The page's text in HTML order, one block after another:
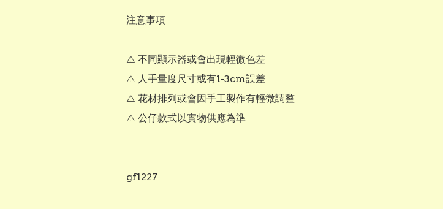
注意事項
⚠️ 不同顯示器或會出現輕微色差
⚠️ 人手量度尺寸或有1-3cm誤差
⚠️ 花材排列或會因手工製作有輕微調整
⚠️ 公仔款式以實物供應為準
gf1227